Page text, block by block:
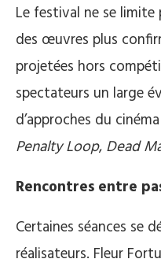
Le festival ne se limite
des œuvres plus
projetées hors
spectateurs un large
d’approches du
Penalty Loop, Dead
Rencontres entre
Certaines séances se
réalisateurs. Fleur